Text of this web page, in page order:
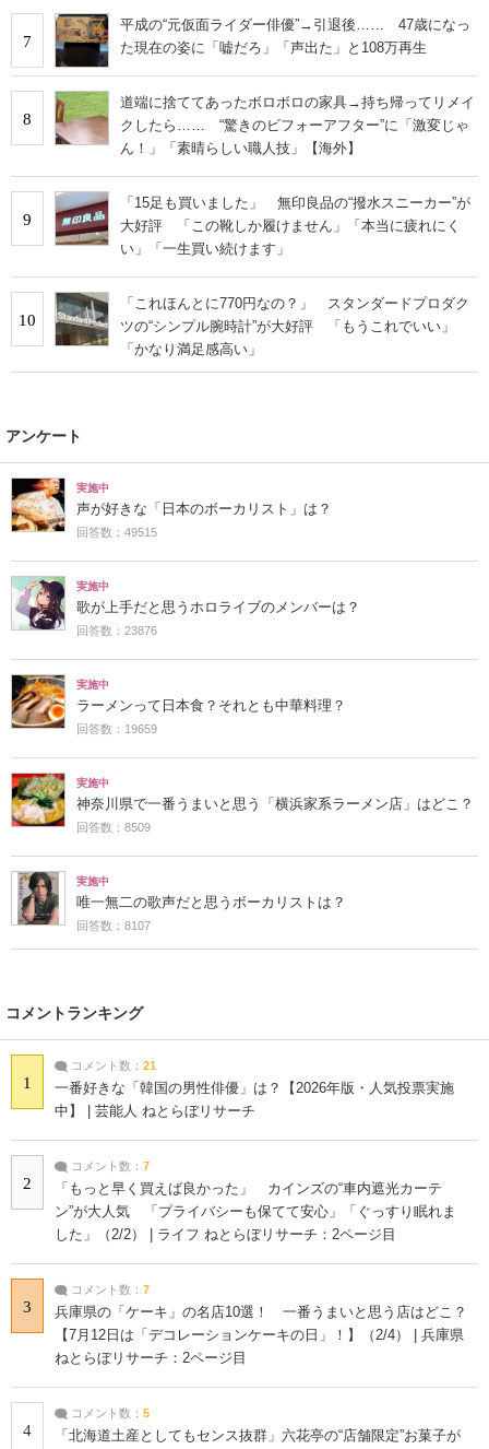
7
平成の“元仮面ライダー俳優”→引退後…… 47歳になっ
た現在の姿に「嘘だろ」「声出た」と108万再生
8
道端に捨ててあったボロボロの家具→持ち帰ってリメイ
クしたら…… “驚きのビフォーアフター”に「激変じゃ
ん！」「素晴らしい職人技」【海外】
9
「15足も買いました」 無印良品の“撥水スニーカー”が
大好評 「この靴しか履けません」「本当に疲れにく
い」「一生買い続けます」
10
「これほんとに770円なの？」 スタンダードプロダク
ツの“シンプル腕時計”が大好評 「もうこれでいい」
「かなり満足感高い」
アンケート
実施中
声が好きな「日本のボーカリスト」は？
回答数：49515
実施中
歌が上手だと思うホロライブのメンバーは？
回答数：23876
実施中
ラーメンって日本食？それとも中華料理？
回答数：19659
実施中
神奈川県で一番うまいと思う「横浜家系ラーメン店」はどこ？
回答数：8509
実施中
唯一無二の歌声だと思うボーカリストは？
回答数：8107
コメントランキング
1
コメント数： 21
一番好きな「韓国の男性俳優」は？【2026年版・人気投票実施
中】 | 芸能人 ねとらぼリサーチ
2
コメント数： 7
「もっと早く買えば良かった」 カインズの“車内遮光カーテ
ン”が大人気 「プライバシーも保てて安心」「ぐっすり眠れま
した」（2/2） | ライフ ねとらぼリサーチ：2ページ目
3
コメント数： 7
兵庫県の「ケーキ」の名店10選！ 一番うまいと思う店はどこ？
【7月12日は「デコレーションケーキの日」！】（2/4） | 兵庫県
ねとらぼリサーチ：2ページ目
4
コメント数： 5
「北海道土産としてもセンス抜群」六花亭の“店舗限定”お菓子が